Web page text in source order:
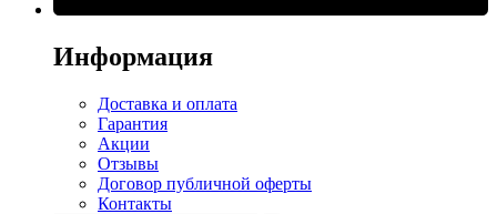
Информация
Доставка и оплата
Гарантия
Акции
Отзывы
Договор публичной оферты
Контакты